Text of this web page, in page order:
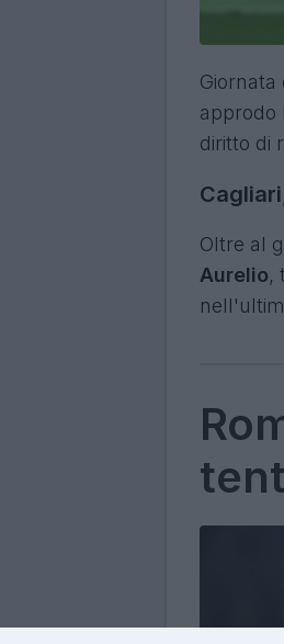
approdo
diritto di
Oltre al
Aurelio,